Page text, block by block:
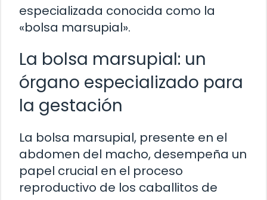
especializada conocida como la
«bolsa marsupial».
La bolsa marsupial: un
órgano especializado para
la gestación
La bolsa marsupial, presente en el
abdomen del macho, desempeña un
papel crucial en el proceso
reproductivo de los caballitos de